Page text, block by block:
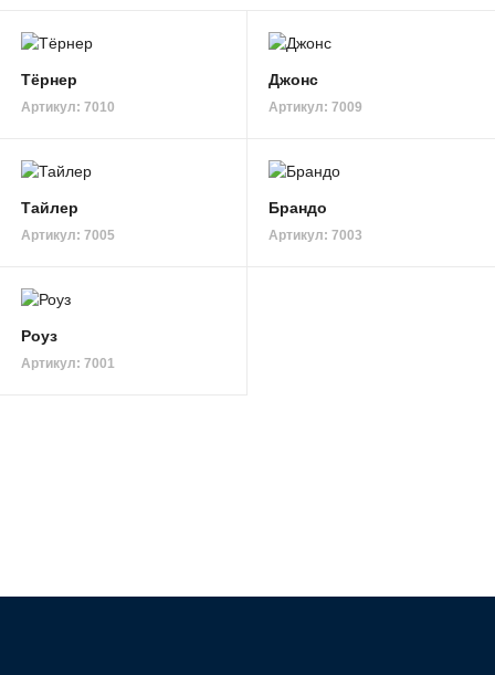
Тёрнер
Артикул: 7010
Джонс
Артикул: 7009
Тайлер
Артикул: 7005
Брандо
Артикул: 7003
Роуз
Артикул: 7001